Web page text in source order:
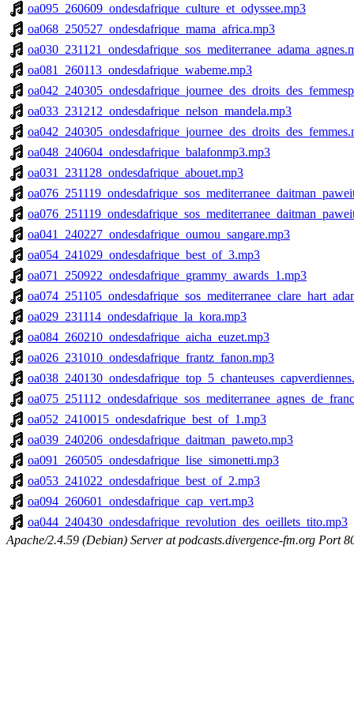
oa095_260609_ondesdafrique_culture_et_odyssee.mp3
oa068_250527_ondesdafrique_mama_africa.mp3
oa081_260113_ondesdafrique_wabeme.mp3
oa033_231212_ondesdafrique_nelson_mandela.mp3
oa048_240604_ondesdafrique_balafonmp3.mp3
oa031_231128_ondesdafrique_abouet.mp3
oa041_240227_ondesdafrique_oumou_sangare.mp3
oa054_241029_ondesdafrique_best_of_3.mp3
oa071_250922_ondesdafrique_grammy_awards_1.mp3
oa029_231114_ondesdafrique_la_kora.mp3
oa084_260210_ondesdafrique_aicha_euzet.mp3
oa026_231010_ondesdafrique_frantz_fanon.mp3
oa052_2410015_ondesdafrique_best_of_1.mp3
oa039_240206_ondesdafrique_daitman_paweto.mp3
oa091_260505_ondesdafrique_lise_simonetti.mp3
oa053_241022_ondesdafrique_best_of_2.mp3
oa094_260601_ondesdafrique_cap_vert.mp3
oa044_240430_ondesdafrique_revolution_des_oeillets_tito.mp3
Apache/2.4.59 (Debian) Server at podcasts.divergence-fm.org Port